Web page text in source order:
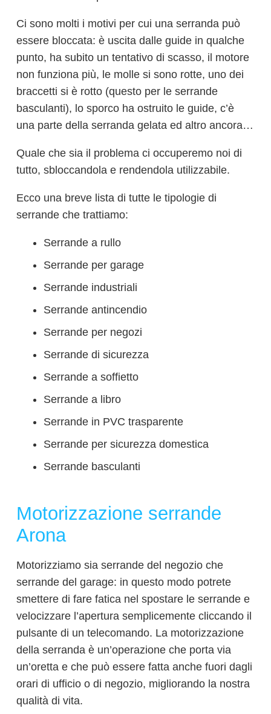
Ci sono molti i motivi per cui una serranda può
essere bloccata: è uscita dalle guide in qualche
punto, ha subito un tentativo di scasso, il motore
non funziona più, le molle si sono rotte, uno dei
braccetti si è rotto (questo per le serrande
basculanti), lo sporco ha ostruito le guide, c’è
una parte della serranda gelata ed altro ancora…
Quale che sia il problema ci occuperemo noi di
tutto, sbloccandola e rendendola utilizzabile.
Ecco una breve lista di tutte le tipologie di
serrande che trattiamo:
Serrande a rullo
Serrande per garage
Serrande industriali
Serrande antincendio
Serrande per negozi
Serrande di sicurezza
Serrande a soffietto
Serrande a libro
Serrande in PVC trasparente
Serrande per sicurezza domestica
Serrande basculanti
Motorizzazione serrande
Arona
Motorizziamo sia serrande del negozio che
serrande del garage: in questo modo potrete
smettere di fare fatica nel spostare le serrande e
velocizzare l’apertura semplicemente cliccando il
pulsante di un telecomando. La motorizzazione
della serranda è un’operazione che porta via
un’oretta e che può essere fatta anche fuori dagli
orari di ufficio o di negozio, migliorando la nostra
qualità di vita.